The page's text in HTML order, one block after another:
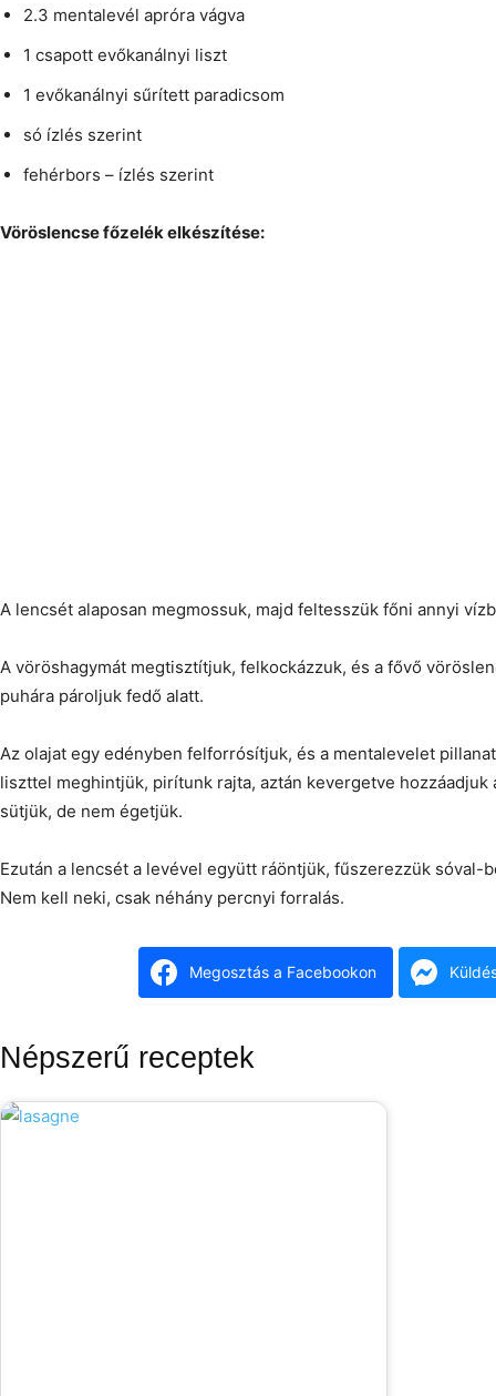
2.3 mentalevél apróra vágva
1 csapott evőkanálnyi liszt
1 evőkanálnyi sűrített paradicsom
só ízlés szerint
fehérbors – ízlés szerint
Vöröslencse főzelék elkészítése:
A lencsét alaposan megmossuk, majd feltesszük főni annyi
A vöröshagymát megtisztítjuk, felkockázzuk, és a fővő
puhára pároljuk fedő alatt.
Az olajat egy edényben felforrósítjuk, és a mentalevelet
liszttel meghintjük, pirítunk rajta, aztán kevergetve hozzáadjuk
sütjük, de nem égetjük.
Ezután a lencsét a levével együtt ráöntjük, fűszerezzük sóval-
Nem kell neki, csak néhány percnyi forralás.
Megosztás a Facebookon
Népszerű receptek